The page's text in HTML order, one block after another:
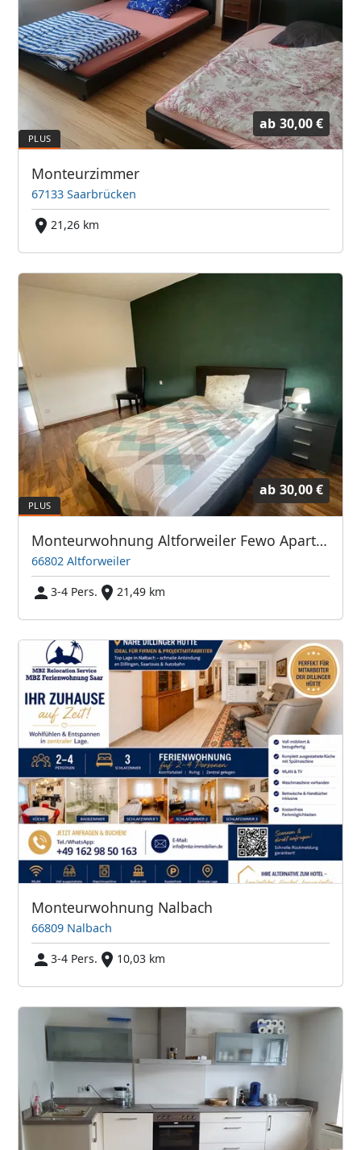
ab 30,00 €
Monteurzimmer
67133 Saarbrücken
21,26 km
ab 30,00 €
Monteurwohnung Altforweiler Fewo Apartments
66802 Altforweiler
3-4 Pers.
21,49 km
Monteurwohnung Nalbach
66809 Nalbach
3-4 Pers.
10,03 km